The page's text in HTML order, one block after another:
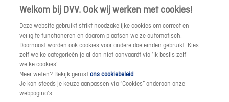
Wettelijke informatie
Duurzaamheid
Sitemap
Onze consulenten
Jobs
Cookies
Welkom bij DVV. Ook wij werken met cookies!
Deze website gebruikt strikt noodzakelijke cookies om correct en
veilig te functioneren en daarom plaatsen we ze automatisch.
Daarnaast worden ook cookies voor andere doeleinden gebruikt. Kies
zelf welke categorieën je al dan niet aanvaardt via ‘Ik beslis zelf
welke cookies’.
Meer weten? Bekijk gerustons cookiebeleid.
Je kan steeds je keuze aanpassen via “Cookies” onderaan onze
webpagina’s.